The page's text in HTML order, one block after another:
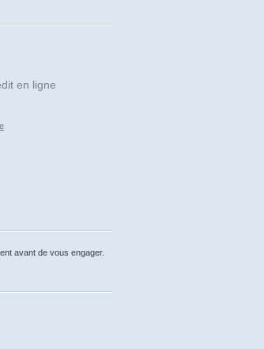
en ligne
avant de vous engager.